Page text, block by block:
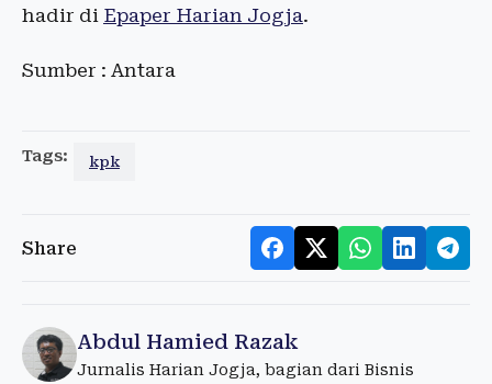
hadir di Epaper Harian Jogja.
Sumber : Antara
Tags: kpk
Share
Abdul Hamied Razak
Jurnalis Harian Jogja, bagian dari Bisnis